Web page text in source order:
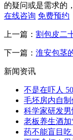
的疑问或是需求的
在线咨询 免费预约
上一篇： 割包皮二
下一篇： 淮安包茎
新闻资讯
不是在吓人
毛坯房内自
科学家研发
老板养生酒加
药不能盲目吃